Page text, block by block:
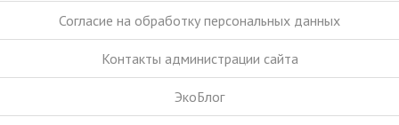
Согласие на обработку персональных данных
Контакты администрации сайта
ЭкоБлог